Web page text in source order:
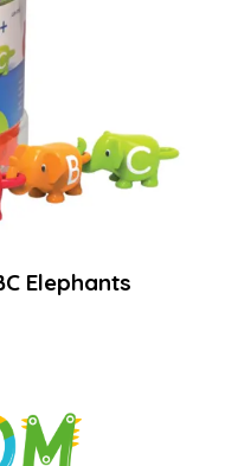
Elephants